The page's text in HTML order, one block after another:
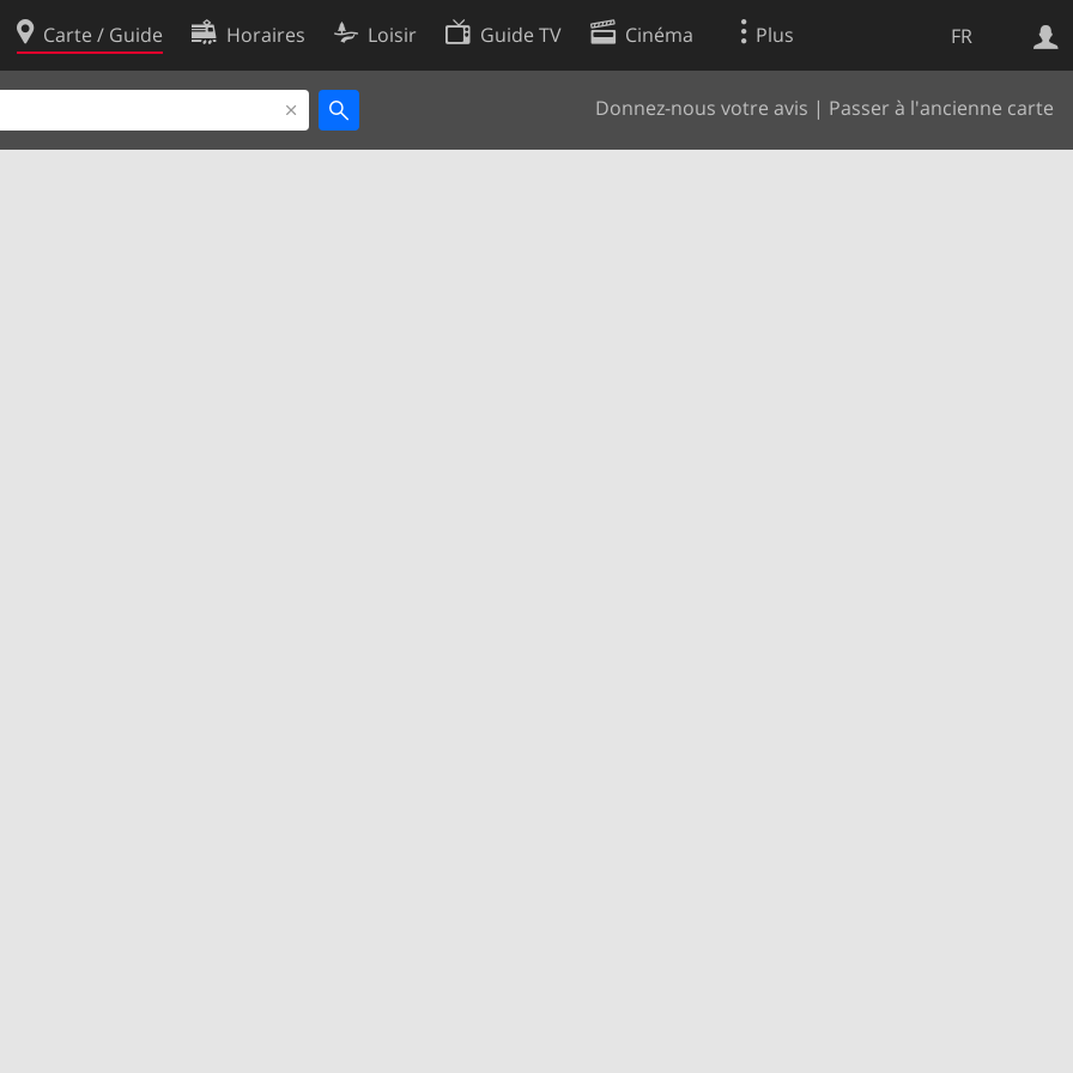
FR
Carte / Guide Horaires Loisir Guide TV Cinéma Plus
Donnez-nous votre avis | Passer à l'ancienne carte
Web
Politique en matière de cookies
Préférences de cookies